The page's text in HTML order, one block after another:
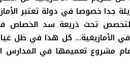
جدا خصوصا في دولة تعتبر
تحث ذريعة سد الخصاص في
في الأمازيغية… كل هذا في ظل
مشروع تعميمها في